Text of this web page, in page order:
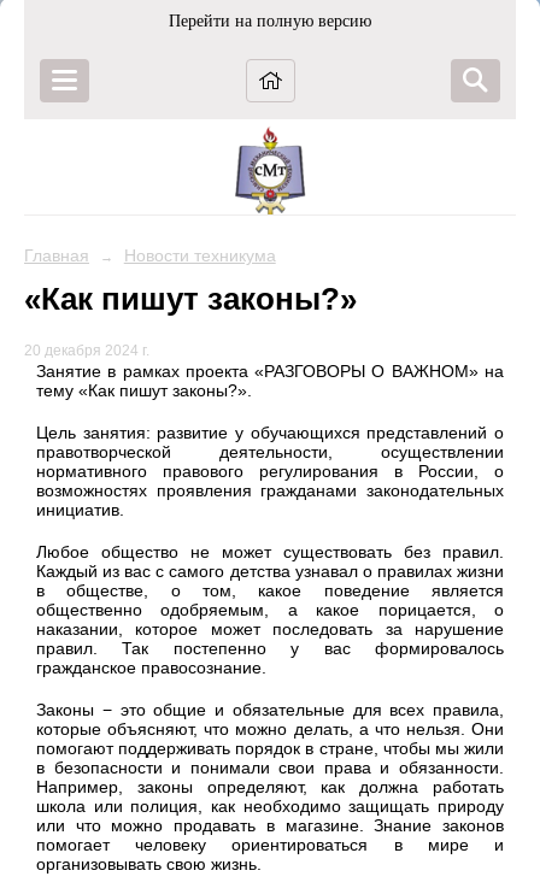
Перейти на полную версию
Главная → Новости техникума
«Как пишут законы?»
20 декабря 2024 г.
Занятие в рамках проекта «РАЗГОВОРЫ О ВАЖНОМ» на
тему «Как пишут законы?».
Цель занятия: развитие у обучающихся представлений о
правотворческой деятельности, осуществлении
нормативного правового регулирования в России, о
возможностях проявления гражданами законодательных
инициатив.
Любое общество не может существовать без правил.
Каждый из вас с самого детства узнавал о правилах жизни
в обществе, о том, какое поведение является
общественно одобряемым, а какое порицается, о
наказании, которое может последовать за нарушение
правил. Так постепенно у вас формировалось
гражданское правосознание.
Законы − это общие и обязательные для всех правила,
которые объясняют, что можно делать, а что нельзя. Они
помогают поддерживать порядок в стране, чтобы мы жили
в безопасности и понимали свои права и обязанности.
Например, законы определяют, как должна работать
школа или полиция, как необходимо защищать природу
или что можно продавать в магазине. Знание законов
помогает человеку ориентироваться в мире и
организовывать свою жизнь.